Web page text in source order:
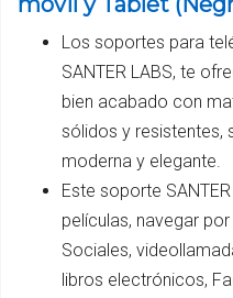
Los soportes para
SANTER LABS, te
bien acabado con
sólidos y resistentes,
moderna y elegante.
Este soporte
películas, navegar
Sociales,
libros electrónicos,